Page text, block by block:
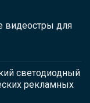
видеостры для
светодиодный
рекламных